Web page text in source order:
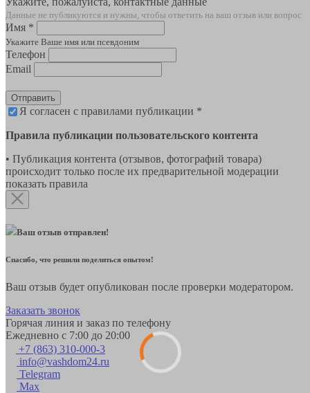
Данные не публикуются и нужны, чтобы ответить на ваш отзыв или вопрос
Имя *
Укажите Ваше имя или псевдоним
Телефон
Email
Отправить
Я согласен с правилами публикации *
Правила публикации пользовательского контента
• Публикация контента (отзывов, фотографий товара)
происходит только после их предварительной модерации
показать правила
Ваш отзыв отправлен!
Спасибо, что решили поделиться опытом!
Ваш отзыв будет опубликован после проверки модератором.
Заказать звонок
Горячая линия и заказ по телефону
Ежедневно с 7:00 до 20:00
+7 (863) 310-000-3
info@vashdom24.ru
Telegram
Max